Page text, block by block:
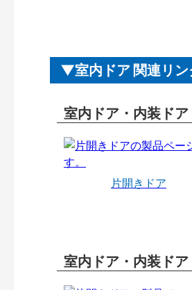
室内ドア 関連リン
室内ドア・内装ド
片開きドア
室内ドア・内装ド